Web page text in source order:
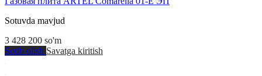
Sotuvda mavjud
3 428 200 so'm
Sotib olish Savatga kiritish